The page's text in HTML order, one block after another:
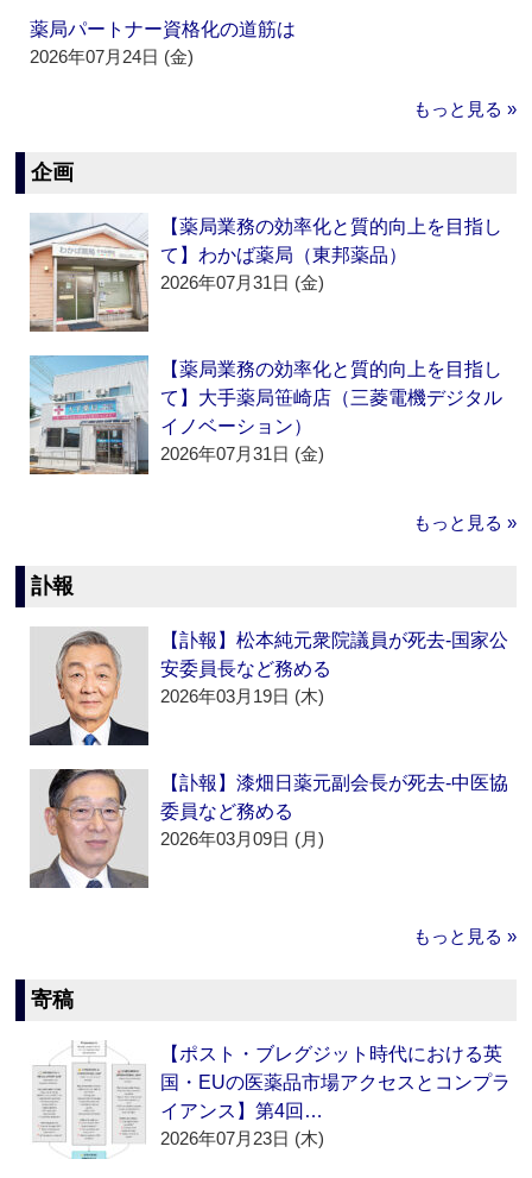
薬局パートナー資格化の道筋は
2026年07月24日 (金)
もっと見る »
企画
【薬局業務の効率化と質的向上を目指し
て】わかば薬局（東邦薬品）
2026年07月31日 (金)
【薬局業務の効率化と質的向上を目指し
て】大手薬局笹崎店（三菱電機デジタル
イノベーション）
2026年07月31日 (金)
もっと見る »
訃報
【訃報】松本純元衆院議員が死去‐国家公
安委員長など務める
2026年03月19日 (木)
【訃報】漆畑日薬元副会長が死去‐中医協
委員など務める
2026年03月09日 (月)
もっと見る »
寄稿
【ポスト・ブレグジット時代における英
国・EUの医薬品市場アクセスとコンプラ
イアンス】第4回…
2026年07月23日 (木)